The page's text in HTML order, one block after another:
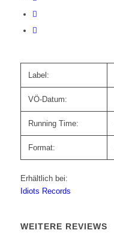
Label:
VÖ-Datum:
Running Time:
Format:
Erhältlich bei:
Idiots Records
WEITERE REVIEWS